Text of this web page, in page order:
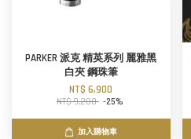
PARKER 派克 精英系列 麗雅黑
白夾 鋼珠筆
NT$ 6,900
NT$ 9,200 -25%
加入購物車